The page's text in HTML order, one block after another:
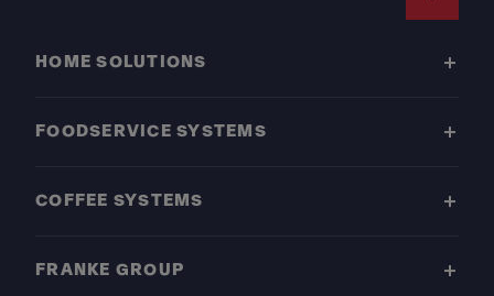
HOME SOLUTIONS
FOODSERVICE SYSTEMS
COFFEE SYSTEMS
FRANKE GROUP